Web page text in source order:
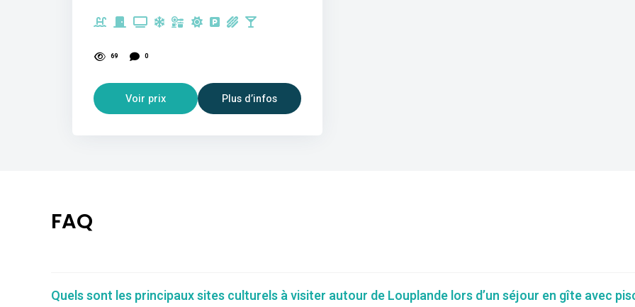
69 0
Voir prix Plus d’infos
FAQ
Quels sont les principaux sites culturels à visiter autour de Louplande lors d’un séjour en gîte avec